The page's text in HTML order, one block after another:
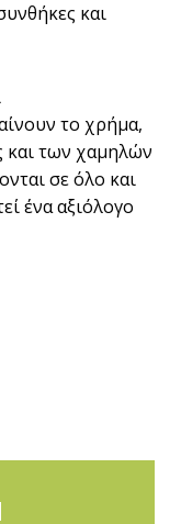
και
το χρήµα,
και των χαµηλών
σε όλο και
ένα αξιόλογο